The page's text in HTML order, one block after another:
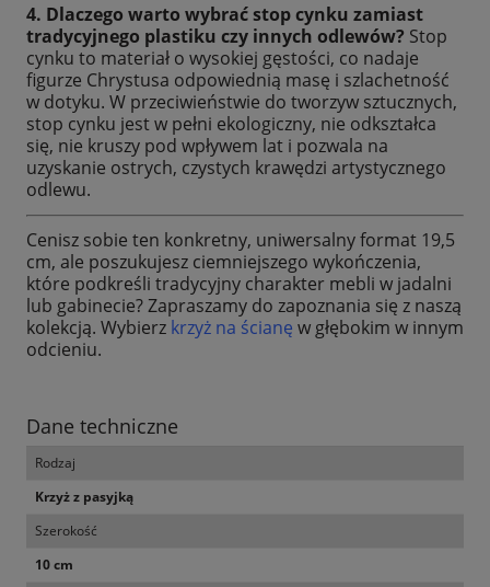
4. Dlaczego warto wybrać stop cynku zamiast
tradycyjnego plastiku czy innych odlewów? Stop
cynku to materiał o wysokiej gęstości, co nadaje
figurze Chrystusa odpowiednią masę i szlachetność
w dotyku. W przeciwieństwie do tworzyw sztucznych,
stop cynku jest w pełni ekologiczny, nie odkształca
się, nie kruszy pod wpływem lat i pozwala na
uzyskanie ostrych, czystych krawędzi artystycznego
odlewu.
Cenisz sobie ten konkretny, uniwersalny format 19,5
cm, ale poszukujesz ciemniejszego wykończenia,
które podkreśli tradycyjny charakter mebli w jadalni
lub gabinecie? Zapraszamy do zapoznania się z naszą
kolekcją. Wybierz krzyż na ścianę w głębokim w innym
odcieniu.
Dane techniczne
Rodzaj
Krzyż z pasyjką
Szerokość
10 cm